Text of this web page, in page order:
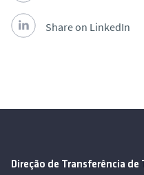
Share on LinkedIn
Direção de Transferência